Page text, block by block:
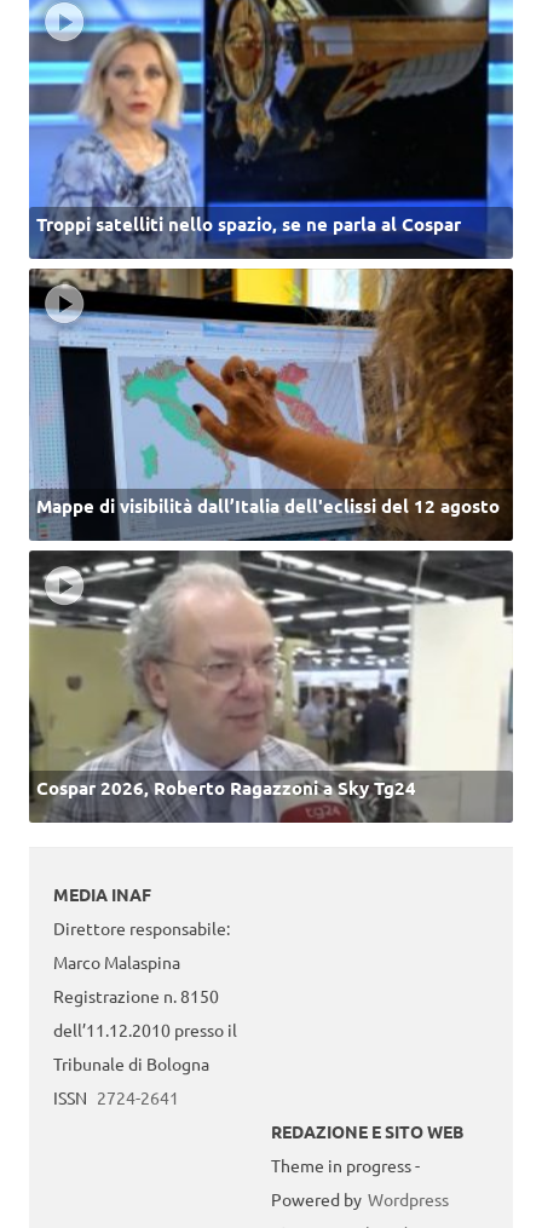
Troppi satelliti nello spazio, se ne parla al Cospar
Mappe di visibilità dall’Italia dell'eclissi del 12 agosto
Cospar 2026, Roberto Ragazzoni a Sky Tg24
MEDIA INAF
Direttore responsabile:
Marco Malaspina
Registrazione n. 8150
dell’11.12.2010 presso il
Tribunale di Bologna
ISSN 2724-2641
REDAZIONE E SITO WEB
Theme in progress -
Powered by Wordpress